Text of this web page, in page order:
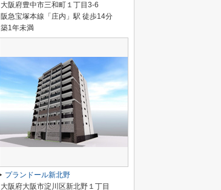
大阪府豊中市三和町１丁目3-6
阪急宝塚本線「庄内」駅 徒歩14分
築1年未満
プランドール新北野
大阪府大阪市淀川区新北野１丁目